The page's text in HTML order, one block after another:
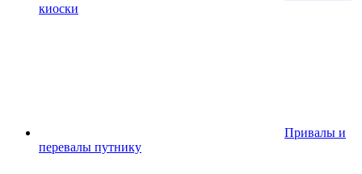
киоски
Привалы и
перевалы путнику